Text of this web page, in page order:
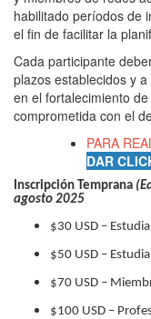
habilitado períodos de
el fin de facilitar la
Cada participante
plazos establecidos y
en el fortalecimiento
comprometida con el
PARA
DAR
Inscripción Temprana
agosto 2025
$30 USD –
$50 USD –
$70 USD –
$100 USD –